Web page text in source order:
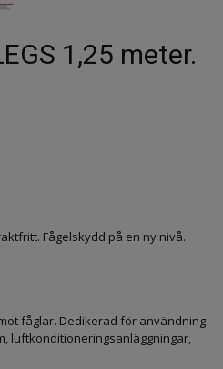
1,25 meter.
Fågelskydd på en ny nivå.
fåglar. Dedikerad för användning
luftkonditioneringsanläggningar,